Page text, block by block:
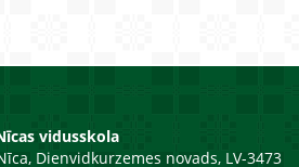
vidusskola
Dienvidkurzemes novads, LV-3473